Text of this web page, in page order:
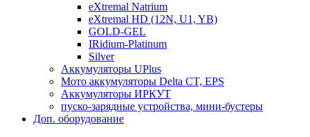
eXtremal Natrium
eXtremal HD (12N, U1, YB)
GOLD-GEL
IRidium-Platinum
Silver
Аккумуляторы UPlus
Мото аккумуляторы Delta CT, EPS
Аккумуляторы ИРКУТ
пуско-зарядные устройства, мини-бустеры
Доп. оборудование